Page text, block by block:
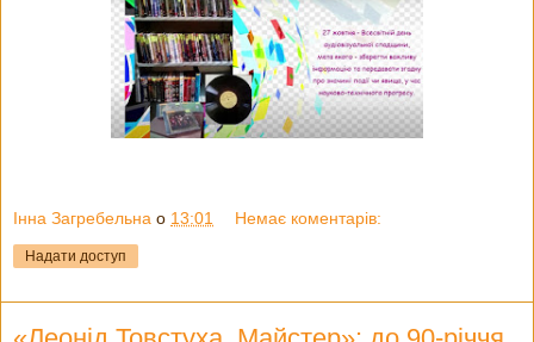
Інна Загребельна о 13:01 Немає коментарів:
Надати доступ